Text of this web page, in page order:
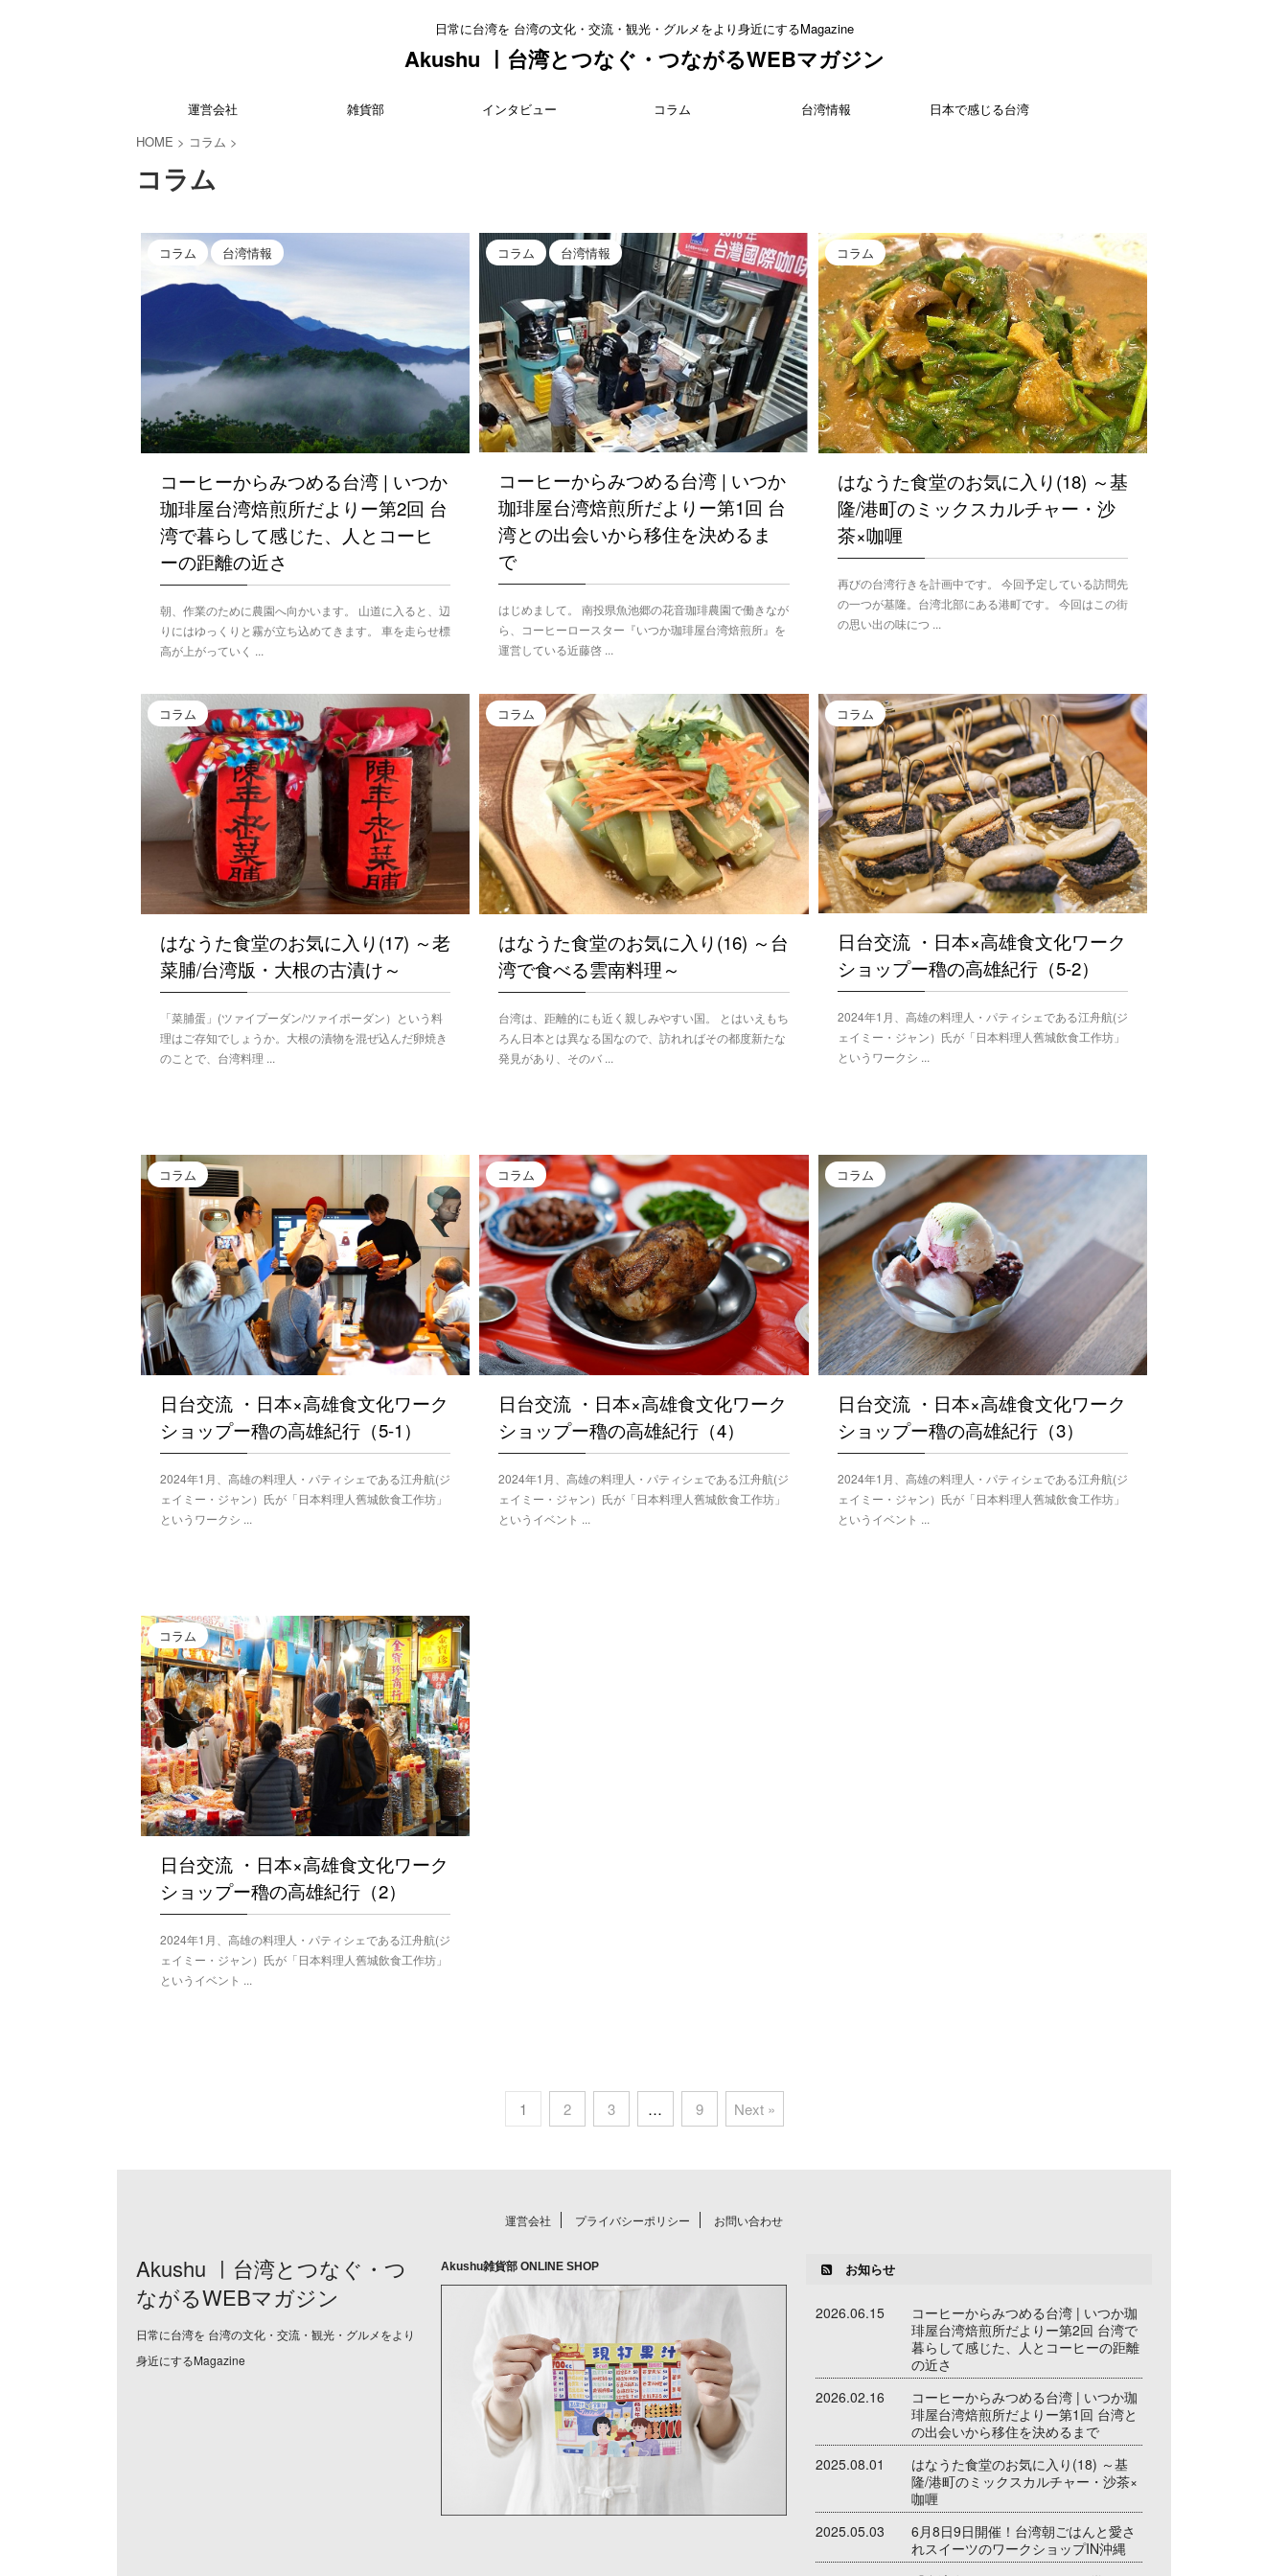
日常に台湾を 台湾の文化・交流・観光・グルメをより身近にするMagazine
Akushu ㅣ台湾とつなぐ・つながるWEBマガジン
運営会社 雑貨部 インタビュー コラム 台湾情報
日本で感じる台湾
HOME > コラム >
コラム
コラム 台湾情報
コーヒーからみつめる台湾 | いつか
珈琲屋台湾焙煎所だよりー第2回 台
湾で暮らして感じた、人とコーヒ
ーの距離の近さ
朝、作業のために農園へ向かいます。 山道に入ると、辺
りにはゆっくりと霧が立ち込めてきます。 車を走らせ標
高が上がっていく ...
コラム 台湾情報
コーヒーからみつめる台湾 | いつか
珈琲屋台湾焙煎所だよりー第1回 台
湾との出会いから移住を決めるま
で
はじめまして。 南投県魚池郷の花音珈琲農園で働きなが
ら、コーヒーロースター『いつか珈琲屋台湾焙煎所』を
運営している近藤啓 ...
コラム
はなうた食堂のお気に入り(18) ～基
隆/港町のミックスカルチャー・沙
茶×咖喱
再びの台湾行きを計画中です。 今回予定している訪問先
の一つが基隆。台湾北部にある港町です。 今回はこの街
の思い出の味につ ...
コラム
はなうた食堂のお気に入り(17) ～老
菜脯/台湾版・大根の古漬け～
「菜脯蛋」(ツァイプーダン/ツァイポーダン）という料
理はご存知でしょうか。大根の漬物を混ぜ込んだ卵焼き
のことで、台湾料理 ...
コラム
はなうた食堂のお気に入り(16) ～台
湾で食べる雲南料理～
台湾は、距離的にも近く親しみやすい国。 とはいえもち
ろん日本とは異なる国なので、訪れればその都度新たな
発見があり、そのバ ...
コラム
日台交流 ・日本×高雄食文化ワーク
ショップー穭の高雄紀行（5-2）
2024年1月、高雄の料理人・パティシェである江舟航(ジ
ェイミー・ジャン）氏が「日本料理人舊城飲食工作坊」
というワークシ ...
コラム
日台交流 ・日本×高雄食文化ワーク
ショップー穭の高雄紀行（5-1）
2024年1月、高雄の料理人・パティシェである江舟航(ジ
ェイミー・ジャン）氏が「日本料理人舊城飲食工作坊」
というワークシ ...
コラム
日台交流 ・日本×高雄食文化ワーク
ショップー穭の高雄紀行（4）
2024年1月、高雄の料理人・パティシェである江舟航(ジ
ェイミー・ジャン）氏が「日本料理人舊城飲食工作坊」
というイベント ...
コラム
日台交流 ・日本×高雄食文化ワーク
ショップー穭の高雄紀行（3）
2024年1月、高雄の料理人・パティシェである江舟航(ジ
ェイミー・ジャン）氏が「日本料理人舊城飲食工作坊」
というイベント ...
コラム
日台交流 ・日本×高雄食文化ワーク
ショップー穭の高雄紀行（2）
2024年1月、高雄の料理人・パティシェである江舟航(ジ
ェイミー・ジャン）氏が「日本料理人舊城飲食工作坊」
というイベント ...
1 2 3 … 9 Next »
運営会社 プライバシーポリシー お問い合わせ
Akushu雑貨部 ONLINE SHOP お知らせ
2026.06.15
コーヒーからみつめる台湾 | いつか珈
琲屋台湾焙煎所だよりー第2回 台湾で
暮らして感じた、人とコーヒーの距離
の近さ
2026.02.16
コーヒーからみつめる台湾 | いつか珈
琲屋台湾焙煎所だよりー第1回 台湾と
の出会いから移住を決めるまで
2025.08.01
はなうた食堂のお気に入り(18) ～基
隆/港町のミックスカルチャー・沙茶×
咖喱
2025.05.03
6月8日9日開催！台湾朝ごはんと愛さ
れスイーツのワークショップIN沖縄
Akushu ㅣ台湾とつなぐ・つ
ながるWEBマガジン
日常に台湾を 台湾の文化・交流・観光・グルメをより
身近にするMagazine